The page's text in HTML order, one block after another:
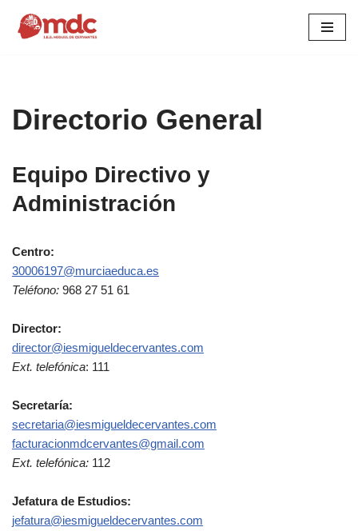
Saltar
Directorio General
Equipo Directivo y
Administración
Centro:
30006197@murciaeduca.es
Teléfono: 968 27 51 61
Director:
director@iesmigueldecervantes.com
Ext. telefónica: 111
Secretaría:
secretaria@iesmigueldecervantes.com
facturacionmdcervantes@gmail.com
Ext. telefónica: 112
Jefatura de Estudios:
jefatura@iesmigueldecervantes.com